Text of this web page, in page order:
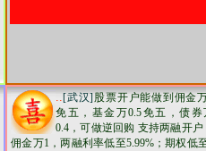
..[武汉] 股票开户能做到佣金
免五，基金万0.5免五，债券
0.4，可做逆回购 支持两融开户
佣金万1，两融利率低至5.99%；期权低